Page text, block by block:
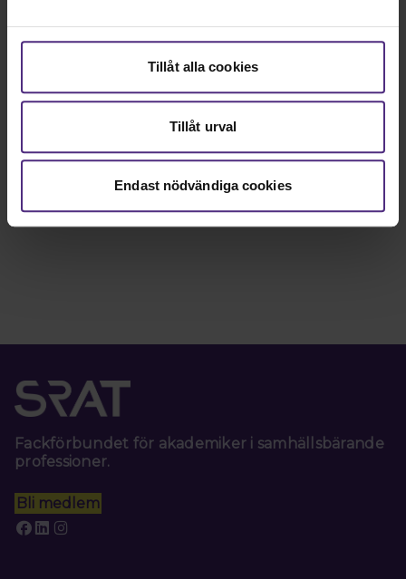
Tillåt alla cookies
Tillåt urval
Endast nödvändiga cookies
Här hittar du alla våra kontaktuppgifter
Fackförbundet för akademiker i samhällsbärande
professioner.
Bli medlem